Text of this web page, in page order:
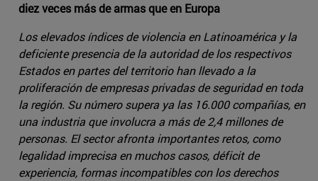
diez veces más de armas que en Europa
Los elevados índices de violencia en Latinoamérica y la
deficiente presencia de la autoridad de los respectivos
Estados en partes del territorio han llevado a la
proliferación de empresas privadas de seguridad en toda
la región. Su número supera ya las 16.000 compañías, en
una industria que involucra a más de 2,4 millones de
personas. El sector afronta importantes retos, como
legalidad imprecisa en muchos casos, déficit de
experiencia, formas incompatibles con los derechos